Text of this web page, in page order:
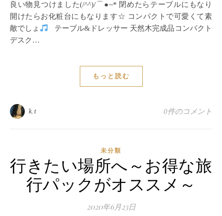
良い物見つけました(/^^)/⌒●~* 閉めたらテーブルにもなり
開けたらお化粧台にもなります☆ コンパクトで可愛くて素
敵でしょ
テーブル&ドレッサー 天然木完成品コンパクト
デスク…
もっと読む
k.t 0件のコメント
未分類
行きたい場所へ～お得な旅
行パックがオススメ～
2020年6月23日